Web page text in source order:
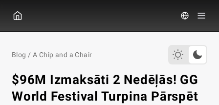
Blog / A Chip and a Chair
$96M Izmaksāti 2 Nedēļās! GG
World Festival Turpina Pārspēt